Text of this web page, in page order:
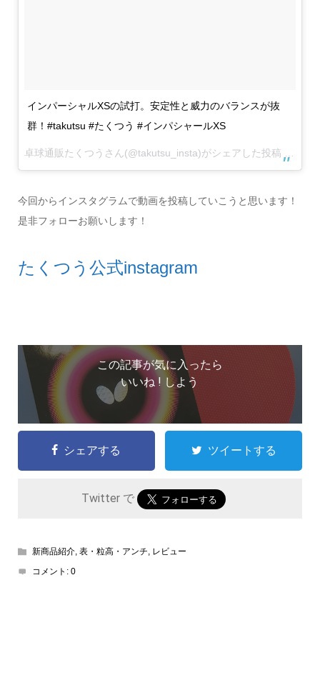
インパーシャルXSの試打。安定性と威力のバランスが抜
群！#takutsu #たくつう #インパシャールXS
今回からインスタグラムで動画を投稿していこうと思います！
是非フォローお願いします！
たくつう公式instagram
この記事が気に入ったら
いいね ! しよう
シェアする ツイートする
Twitter で
新商品紹介, 表・粒高・アンチ, レビュー
コメント: 0